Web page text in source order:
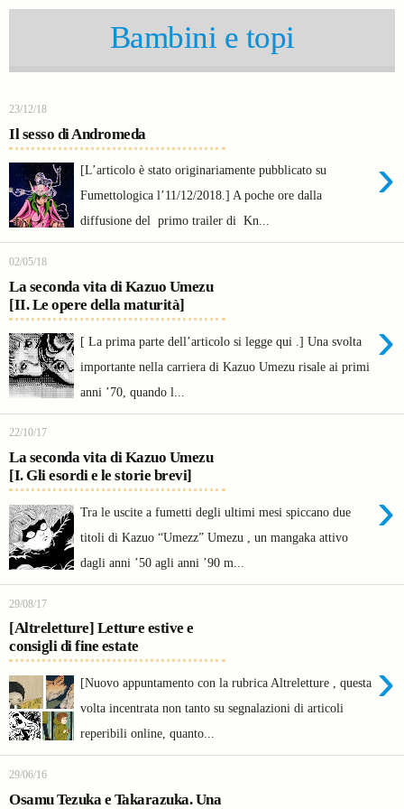
Bambini e topi
23/12/18
Il sesso di Andromeda
›
[L’articolo è stato originariamente pubblicato su
Fumettologica l’11/12/2018.] A poche ore dalla
diffusione del primo trailer di Kn...
02/05/18
La seconda vita di Kazuo Umezu
[II. Le opere della maturità]
›
[ La prima parte dell’articolo si legge qui .] Una svolta
importante nella carriera di Kazuo Umezu risale ai primi
anni ’70, quando l...
22/10/17
La seconda vita di Kazuo Umezu
[I. Gli esordi e le storie brevi]
›
Tra le uscite a fumetti degli ultimi mesi spiccano due
titoli di Kazuo “Umezz” Umezu , un mangaka attivo
dagli anni ’50 agli anni ’90 m...
29/08/17
[Altreletture] Letture estive e
consigli di fine estate
›
[Nuovo appuntamento con la rubrica Altreletture , questa
volta incentrata non tanto su segnalazioni di articoli
reperibili online, quanto...
29/06/16
Osamu Tezuka e Takarazuka. Una